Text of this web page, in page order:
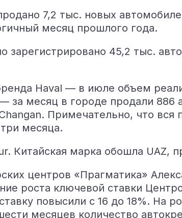
7,2 тыс. новых
месяц прошлого года.
зарегистрировано 45,2 тыс.
Haval — в июле объем
за месяц в городе продали
Примечательно, что вся
месяца.
Китайская марка обошла UAZ,
центров «Прагматика»
роста ключевой ставки
повысили с 16 до 18%. На
месяцев количество